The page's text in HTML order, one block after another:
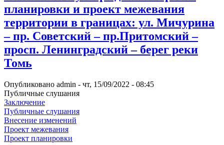
планировки и проект межевания
территории в границах: ул. Мичурина
– пр. Советский – пр.Притомский –
просп. Ленинградский – берег реки
Томь
Опубликовано admin - чт, 15/09/2022 - 08:45
Публичные слушания
Заключение
Публичные слушания
Внесение изменений
Проект межевания
Проект планировки